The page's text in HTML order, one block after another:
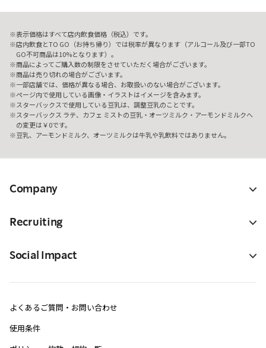
表示価格はすべて店内飲食価格（税込）です。
店内飲食とTO GO（お持ち帰り）では税率が異なります（アルコール及び一部TO
GO不可商品は10%となります）。
商品によってご購入数の制限をさせていただく場合がございます。
商品は売り切れの場合がございます。
一部店舗では、価格が異なる場合、お取扱いのない場合がございます。
ページ内で使用している画像・イラストはイメージを含みます。
スターバックスで使用している豆乳は、調整豆乳のことです。
スターバックス ラテ、カフェ ミストの豆乳・オーツミルク・アーモンドミルクへ
の変更は￥0です。
豆乳、アーモンドミルク、オーツミルクは牛乳や乳飲料ではありません。
Company
Recruiting
Social Impact
よくあるご質問・お問い合わせ
使用条件